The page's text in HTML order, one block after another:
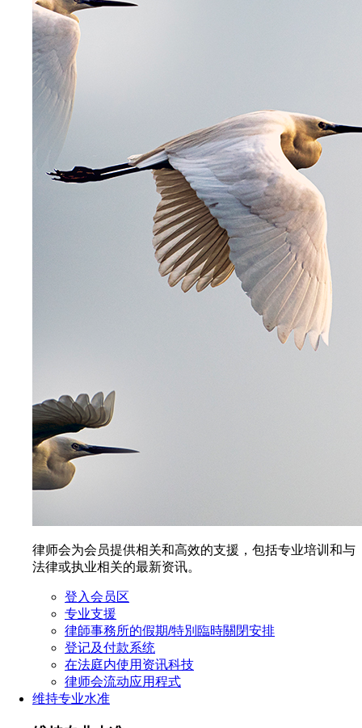
律师会为会员提供相关和高效的支援，包括专业培训和与
法律或执业相关的最新资讯。
登入会员区
专业支援
律師事務所的假期/特別臨時關閉安排
登记及付款系统
在法庭内使用资讯科技
律师会流动应用程式
维持专业水准